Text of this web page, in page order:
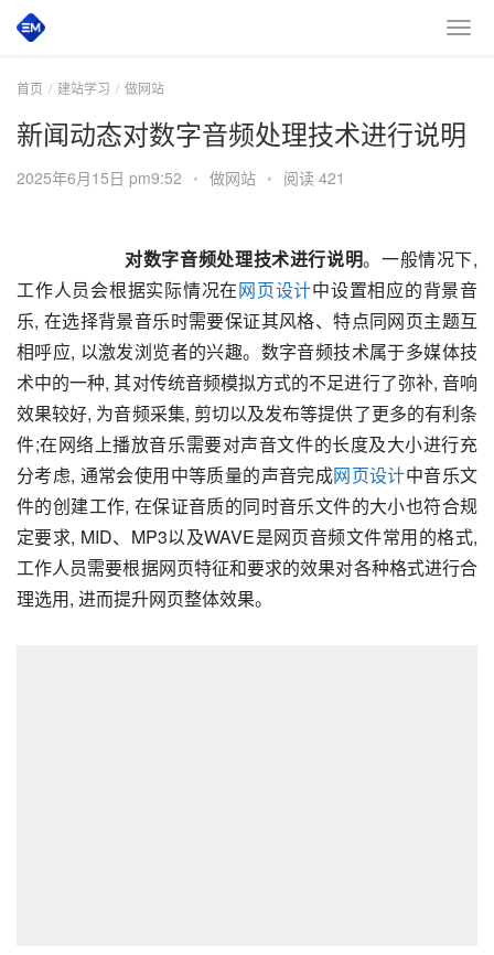
首页 建站学习 做网站
新闻动态对数字音频处理技术进行说明
2025年6月15日 pm9:52 • 做网站 • 阅读 421
对数字音频处理技术进行说明。一般情况下,
工作人员会根据实际情况在网页设计中设置相应的背景音
乐, 在选择背景音乐时需要保证其风格、特点同网页主题互
相呼应, 以激发浏览者的兴趣。数字音频技术属于多媒体技
术中的一种, 其对传统音频模拟方式的不足进行了弥补, 音响
效果较好, 为音频采集, 剪切以及发布等提供了更多的有利条
件;在网络上播放音乐需要对声音文件的长度及大小进行充
分考虑, 通常会使用中等质量的声音完成网页设计中音乐文
件的创建工作, 在保证音质的同时音乐文件的大小也符合规
定要求, MID、MP3以及WAVE是网页音频文件常用的格式,
工作人员需要根据网页特征和要求的效果对各种格式进行合
理选用, 进而提升网页整体效果。